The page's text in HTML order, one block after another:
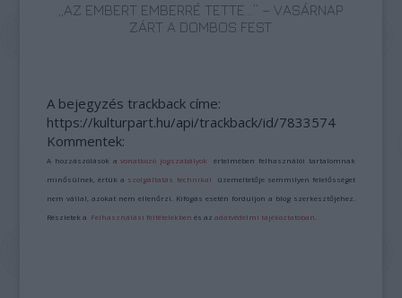
„AZ EMBERT EMBERRÉ TETTE…” – VASÁRNAP
ZÁRT A DOMBOS FEST
A bejegyzés trackback címe:
https://kulturpart.hu/api/trackback/id/7833574
Kommentek:
A hozzászólások avonatkozó jogszabályok értelmében felhasználói tartalomnak
minősülnek, értük a szolgáltatás technikai üzemeltetője semmilyen felelősséget
nem vállal, azokat nem ellenőrzi. Kifogás esetén forduljon a blog szerkesztőjéhez.
Részletek a Felhasználási feltételekben és azadatvédelmi tájékoztatóban